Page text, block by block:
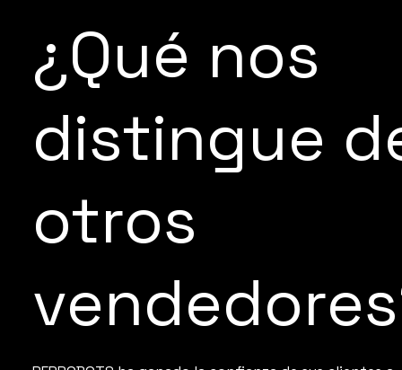
¿Qué nos
distingue
otros